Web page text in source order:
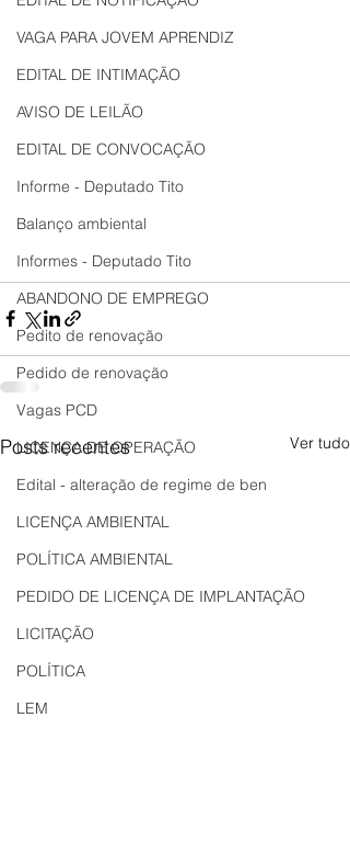
VAGA PARA JOVEM APRENDIZ
EDITAL DE INTIMAÇÃO
AVISO DE LEILÃO
EDITAL DE CONVOCAÇÃO
Informe - Deputado Tito
Balanço ambiental
Informes - Deputado Tito
ABANDONO DE EMPREGO
Pedito de renovação
Pedido de renovação
Vagas PCD
LICENÇA DE OPERAÇÃO
Edital - alteração de regime de ben
LICENÇA AMBIENTAL
POLÍTICA AMBIENTAL
PEDIDO DE LICENÇA DE IMPLANTAÇÃO
LICITAÇÃO
POLÍTICA
LEM
Posts recentes Ver tudo